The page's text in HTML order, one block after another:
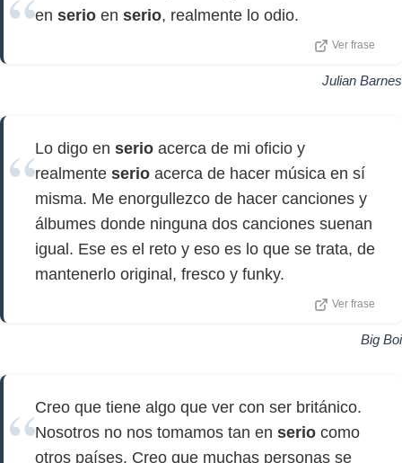
en serio en serio, realmente lo odio.
Ver frase
Julian Barnes
Lo digo en serio acerca de mi oficio y
realmente serio acerca de hacer música en sí
misma. Me enorgullezco de hacer canciones y
álbumes donde ninguna dos canciones suenan
igual. Ese es el reto y eso es lo que se trata, de
mantenerlo original, fresco y funky.
Ver frase
Big Boi
Creo que tiene algo que ver con ser británico.
Nosotros no nos tomamos tan en serio como
otros países. Creo que muchas personas se